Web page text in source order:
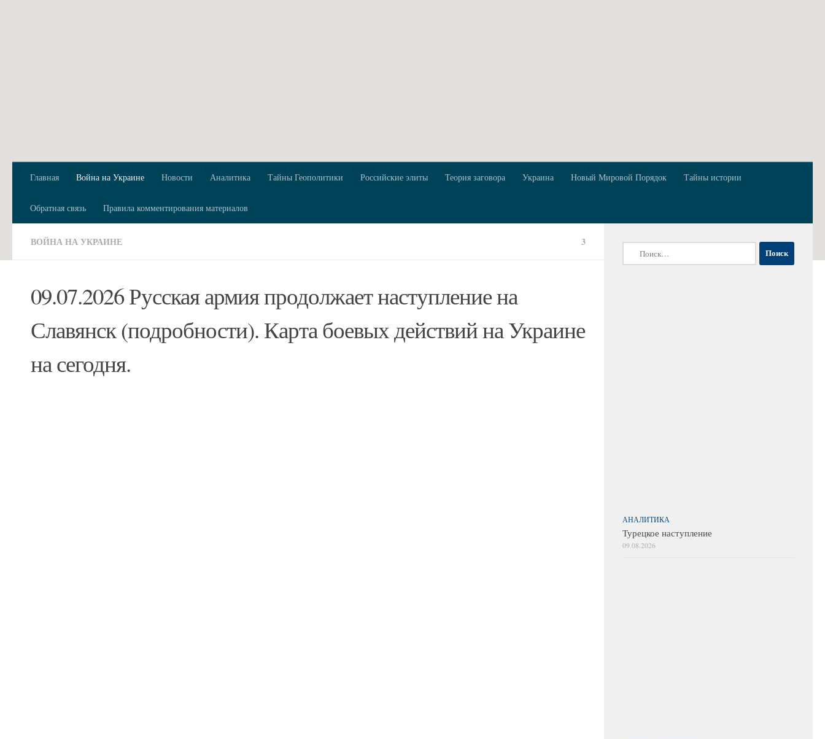
Главная Война на Украине Новости Аналитика Тайны Геополитики Российские элиты Теория заговора Украина Новый Мировой Порядок Тайны истории
Обратная связь Правила комментирования материалов
ВОЙНА НА УКРАИНЕ 3
09.07.2026 Русская армия продолжает наступление на
Славянск (подробности). Карта боевых действий на Украине
на сегодня.
АНАЛИТИКА
Турецкое наступление
09.08.2026